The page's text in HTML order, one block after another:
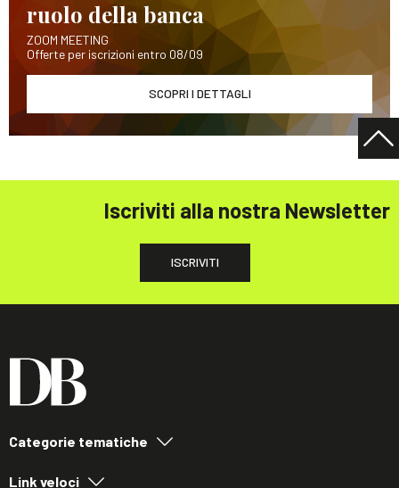
ruolo della banca
ZOOM MEETING
Offerte per iscrizioni entro 08/09
SCOPRI I DETTAGLI
Iscriviti alla nostra Newsletter
ISCRIVITI
Categorie tematiche
Link veloci